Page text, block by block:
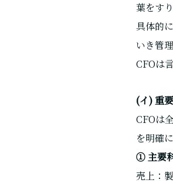
葉をす
具体的
いき管
CFOは
(イ) 重
CFOは
を明確
① 主要
売上：